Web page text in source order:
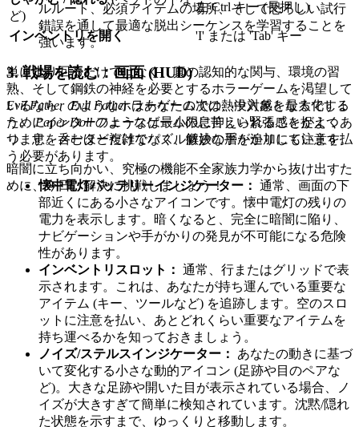
ルルート、必須アイテムの場所、そして恐ろしい試行
錯誤を通して最適な脱出シーケンスを学習することを
強います。
単に走り回るだけではなく、真の認知的な関与、環境の習
熟、そして鋼鉄の神経を必要とするホラーゲームを渇望して
いるなら、Evil Fatherはあなたの次の熱中対象となるでしょ
う。Paper Dollのようなゲームの息苦しい緊張感を捉えつ
つ、息を呑むほど複雑なパズル解決の層を追加しています。
暗闇に立ち向かい、究極の機能不全家族力学から抜け出すた
めに、今日、解決に挑戦しましょう！
ど)
左 Ctrl キー (長押し)
インベントリを開く 'I' または 'Tab' キー
3. 戦場を読む：画面 (HUD)
Evil Fatherのようなホラーゲームでは、没入感を最大化する
ためにインターフェースは最小限に抑えられることがよくあ
ります。メーターだけでなく、微妙な手がかりにも注意を払
う必要があります。
懐中電灯バッテリーインジケーター： 通常、画面の下
部近くにある小さなアイコンです。懐中電灯の残りの
電力を表示します。暗くなると、完全に暗闇に陥り、
ナビゲーションや手がかりの発見が不可能になる危険
性があります。
インベントリスロット： 通常、行またはグリッドで表
示されます。これは、あなたが持ち運んでいる重要な
アイテム (キー、ツールなど) を追跡します。空のスロ
ットに注意を払い、あとどれくらい重要なアイテムを
持ち運べるかを知っておきましょう。
ノイズ/ステルスインジケーター：
あなたの動きに基づ
いて変化する小さな動的アイコン (足跡や目のペアな
ど)。大きな足跡や開いた目が表示されている場合、ノ
イズが大きすぎて簡単に検知されています。沈黙/隠れ
た状態を示すまで、ゆっくりと移動します。